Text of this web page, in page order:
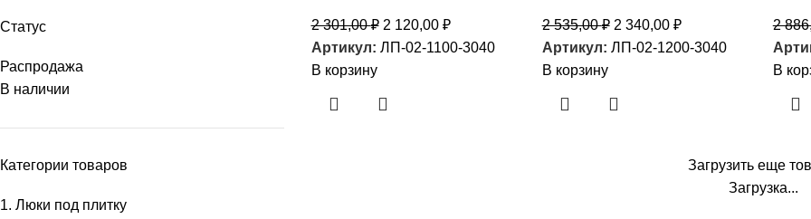
Статус
Распродажа
В наличии
Категории товаров
1. Люки под плитку
2 301,00₽ 2 120,00 ₽
Артикул: ЛП-02-1100-3040
В корзину
2 535,00₽ 2 340,00 ₽
Артикул: ЛП-02-1200-3040
В корзину
2
В
Загрузить еще
Загрузка...